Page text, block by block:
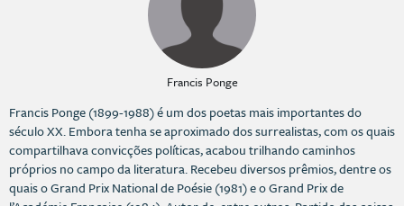
Francis Ponge
Francis Ponge (1899-1988) é um dos poetas mais importantes do
século XX. Embora tenha se aproximado dos surrealistas, com os quais
compartilhava convicções políticas, acabou trilhando caminhos
próprios no campo da literatura. Recebeu diversos prêmios, dentre os
quais o Grand Prix National de Poésie (1981) e o Grand Prix de